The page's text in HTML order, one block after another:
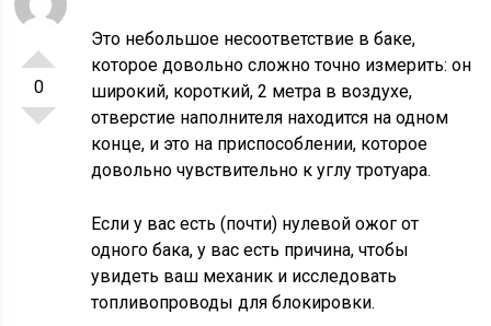
0
Это небольшое несоответствие в баке,
которое довольно сложно точно измерить: он
широкий, короткий, 2 метра в воздухе,
отверстие наполнителя находится на одном
конце, и это на приспособлении, которое
довольно чувствительно к углу тротуара.
Если у вас есть (почти) нулевой ожог от
одного бака, у вас есть причина, чтобы
увидеть ваш механик и исследовать
топливопроводы для блокировки.